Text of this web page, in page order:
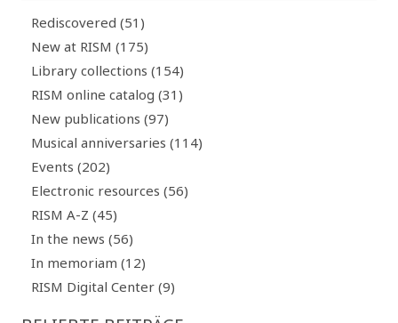
Rediscovered (51)
New at RISM (175)
Library collections (154)
RISM online catalog (31)
New publications (97)
Musical anniversaries (114)
Events (202)
Electronic resources (56)
RISM A-Z (45)
In the news (56)
In memoriam (12)
RISM Digital Center (9)